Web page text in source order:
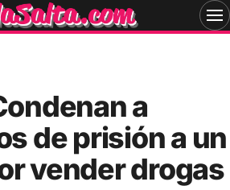
a
de prisión a un
vender drogas